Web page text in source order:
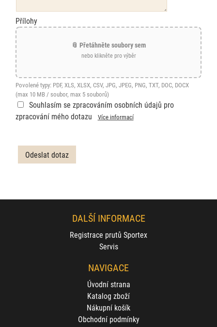
Přílohy
📎 Přetáhněte soubory sem
nebo klikněte pro výběr
Povolené typy: PDF, XLS, XLSX, CSV, JPG, JPEG, PNG, TXT, DOC, DOCX
(max 10 MB / soubor, max 5 souborů)
Souhlasím se zpracováním osobních údajů pro
zpracování mého dotazu
Více informací
DALŠÍ INFORMACE
Registrace prutů Sportex
Servis
NAVIGACE
Úvodní strana
Katalog zboží
Nákupní košík
Obchodní podmínky